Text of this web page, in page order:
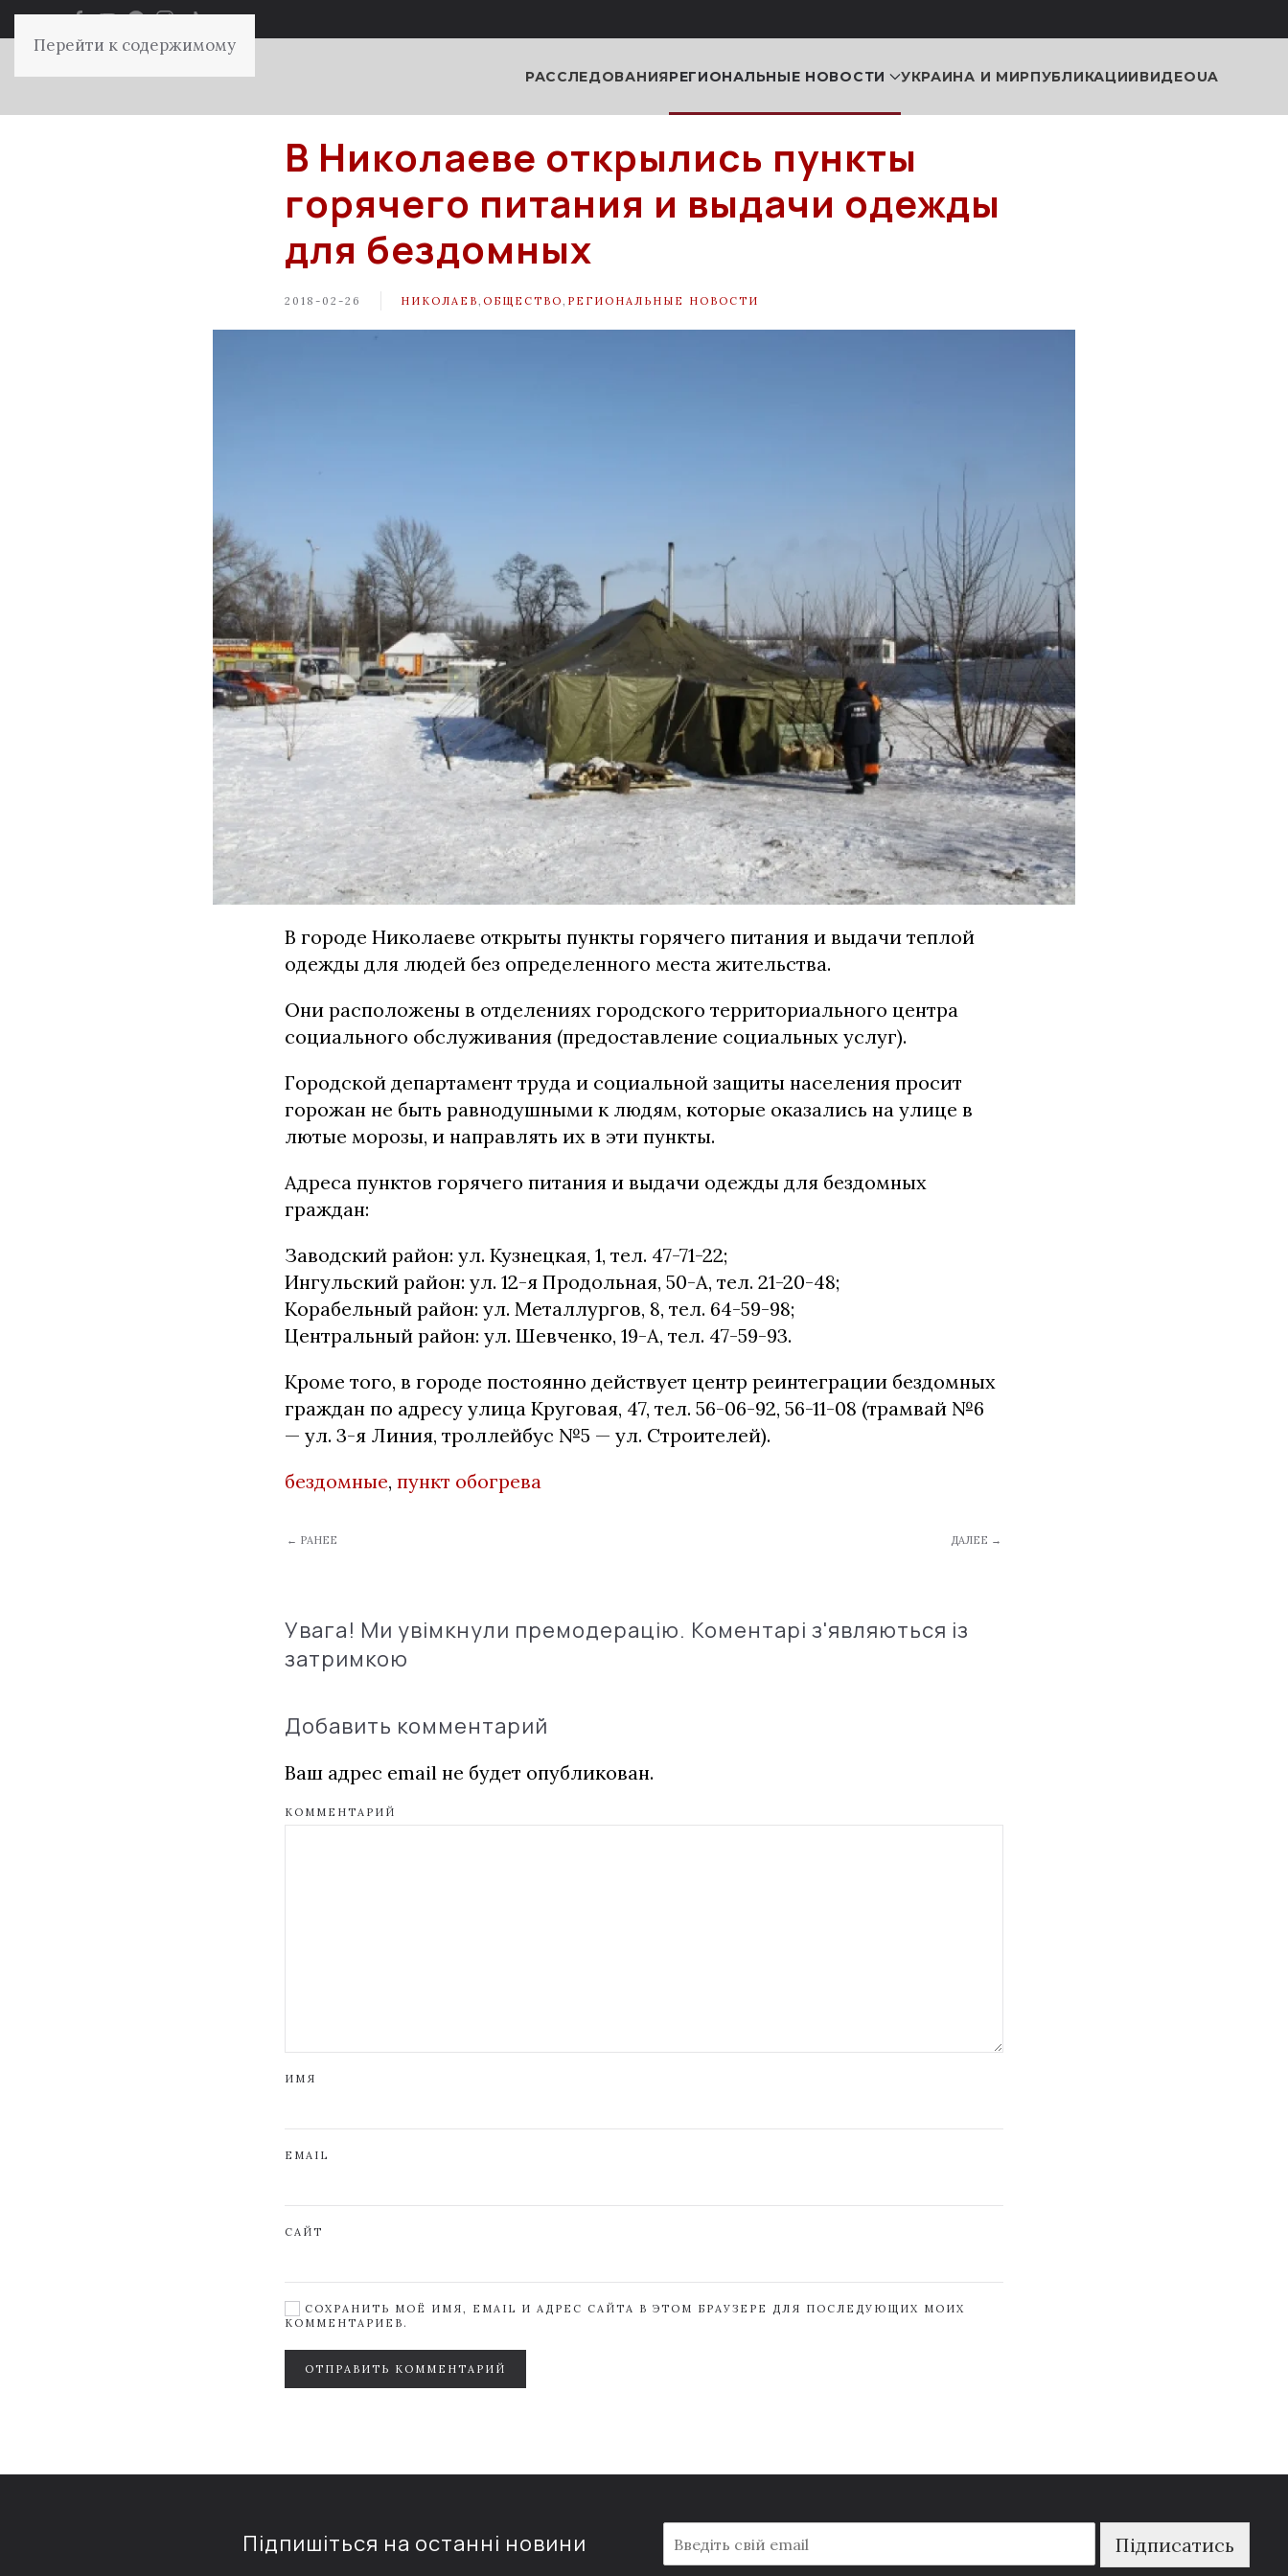
Перейти к содержимому
РАССЛЕДОВАНИЯРЕГИОНАЛЬНЫЕ НОВОСТИ УКРАИНА И МИРПУБЛИКАЦИИВИДЕОUA
В Николаеве открылись пункты
горячего питания и выдачи одежды
для бездомных
2018-02-26 НИКОЛАЕВ ОБЩЕСТВО РЕГИОНАЛЬНЫЕ НОВОСТИ
В городе Николаеве открыты пункты горячего питания и выдачи теплой
одежды для людей без определенного места жительства.
Они расположены в отделениях городского территориального центра
социального обслуживания (предоставление социальных услуг).
Городской департамент труда и социальной защиты населения просит
горожан не быть равнодушными к людям, которые оказались на улице в
лютые морозы, и направлять их в эти пункты.
Адреса пунктов горячего питания и выдачи одежды для бездомных
граждан:
Заводский район: ул. Кузнецкая, 1, тел. 47-71-22;
Ингульский район: ул. 12-я Продольная, 50-А, тел. 21-20-48;
Корабельный район: ул. Металлургов, 8, тел. 64-59-98;
Центральный район: ул. Шевченко, 19-А, тел. 47-59-93.
Кроме того, в городе постоянно действует центр реинтеграции бездомных
граждан по адресу улица Круговая, 47, тел. 56-06-92, 56-11-08 (трамвай №6
— ул. 3-я Линия, троллейбус №5 — ул. Строителей).
бездомные, пункт обогрева
← РАНЕЕ ДАЛЕЕ →
Увага! Ми увімкнули премодерацію. Коментарі з'являються із
затримкою
Добавить комментарий
Ваш адрес email не будет опубликован.
КОММЕНТАРИЙ
ИМЯ
EMAIL
САЙТ
СОХРАНИТЬ МОЁ ИМЯ, EMAIL И АДРЕС САЙТА В ЭТОМ БРАУЗЕРЕ ДЛЯ ПОСЛЕДУЮЩИХ МОИХ
КОММЕНТАРИЕВ.
ОТПРАВИТЬ КОММЕНТАРИЙ
Підпишіться на останні новини
m
a
Підписатись